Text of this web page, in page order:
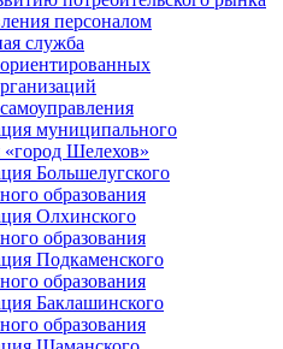
персоналом
служба
муниципального
«город Шелехов»
Большелугского
образования
Олхинского
образования
Подкаменского
образования
Баклашинского
образования